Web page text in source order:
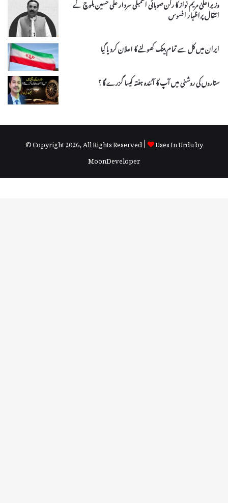
وزیراعلیٰ مریم نواز کا رکن صوبائی اسمبلی سردار علی حسین بلوچ کے
انتقال پراظہار افسوس
ایران میں کل سے تمام بینک کھولنے کا اعلان کردیا گیا
ستاروں کی روشنی میں آپ کا آئندہ ہفتہ کیسا گزرے گا ؟
© Copyright 2026, All Rights Reserved |
Uses In Urdu by
MoonDeveloper